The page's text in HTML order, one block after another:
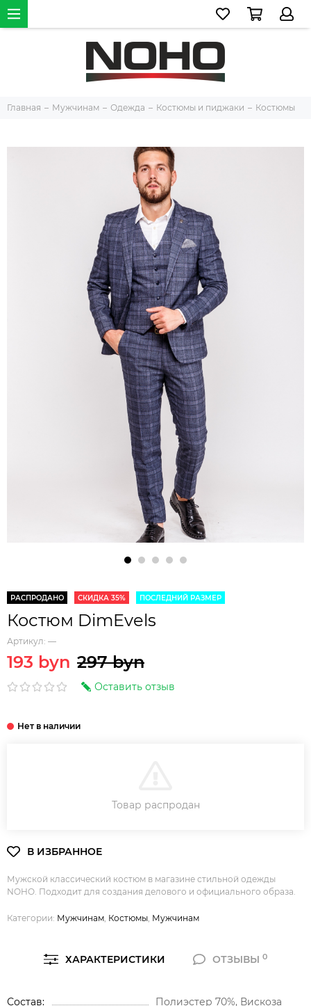
Главная Мужчинам Одежда Костюмы и пиджаки Костюмы
РАСПРОДАНО СКИДКА 35% ПОСЛЕДНИЙ РАЗМЕР
Костюм DimEvels
Артикул: —
193 byn 297 byn
Оставить отзыв
Товар распродан
Мужской классический костюм в магазине стильной одежды
NOHO. Подходит для создания делового и официального образа.
Категории: Мужчинам, Костюмы, Мужчинам
ХАРАКТЕРИСТИКИ ОТЗЫВЫ0
Состав
Полиэстер 70%, Вискоза